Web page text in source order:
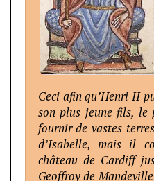
Ceci afin qu’Henri II
son plus jeune fils, le
fournir de vastes
d’Isabelle, mais il
château de Cardiff
Geoffroy de